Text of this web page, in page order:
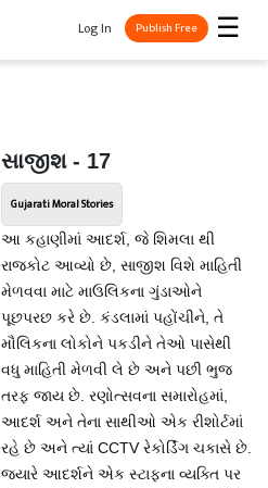
☰
Log In Publish Free
સાજીશ - 17
Gujarati Moral Stories
આ કહાણીમાં આદર્શ, જે શિમલા થી
રાજકોટ આવ્યો છે, સાજીશ વિશે માહિતી
મેળવવા માટે માઉલિકના ગુંડાઓને
પૂછપરછ કરે છે. કંડલામાં પહોંચીને, તે
મૌલિકના લોકોને પકડીને તેઓ પાસેથી
વધુ માહિતી મેળવી લે છે અને પછી ભુજ
તરફ જાય છે. રણોત્સવના સમારોહમાં,
આદર્શ અને તેના સાથીઓ એક રીશોર્ટમાં
રહે છે અને ત્યાં CCTV રેકોર્ડિંગ ચકાસે છે.
જ્યારે આદર્શને એક સ્ટાફના વ્યક્તિ પર